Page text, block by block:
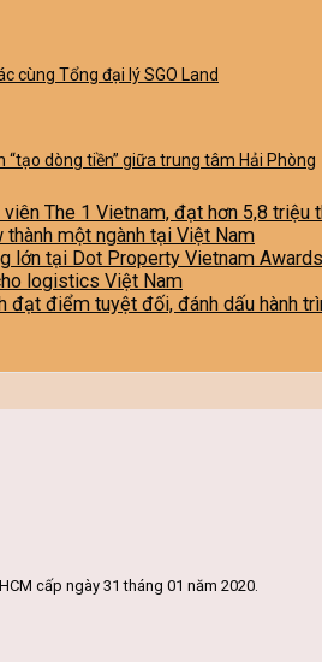
cùng Tổng đại lý SGO Land
dòng tiền” giữa trung tâm Hải Phòng
The 1 Vietnam, đạt hơn 5,8
thành một ngành tại Việt Nam
lớn tại Dot Property Vietnam
logistics Việt Nam
đạt điểm tuyệt đối, đánh dấu hành
cấp ngày 31 tháng 01 năm 2020.